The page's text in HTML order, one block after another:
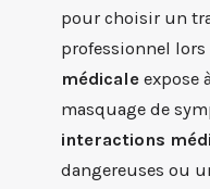
pour choisir un
professionnel lors
médicale expose
masquage de
interactions
dangereuses ou